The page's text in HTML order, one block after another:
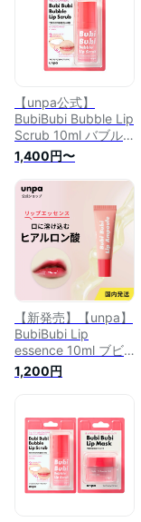
【unpa公式】
BubiBubi Bubble Lip
Scrub 10ml バブル
リップスクラブ 唇
スクラブ マイルドピ
ーリング 3分 カサカ
サ 角質ケア なめら
かな唇 保つ
XPERTMOIST 保湿
海外 韓国累計100万
突破
1,400円〜
【新発売】【unpa】
BubiBubi Lip
essence 10ml ブビ
ブビ リップエッセン
ス 唇ケア リップケ
カサカサ 角質ケア
ぷるぷる
1,200円